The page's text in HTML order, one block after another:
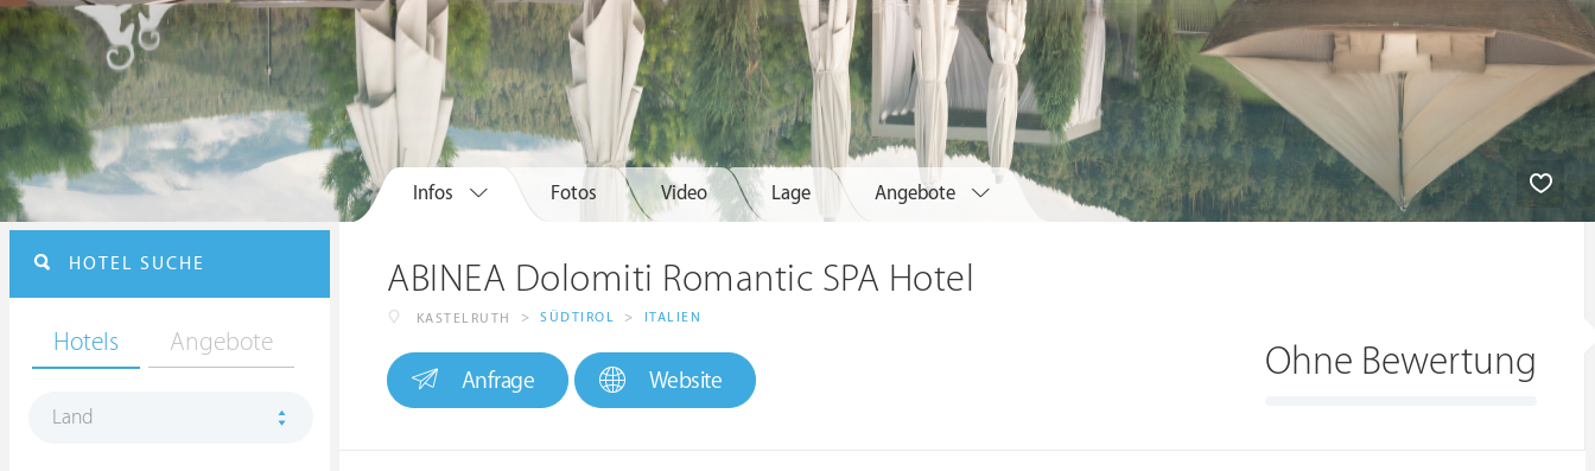
Infos Fotos Video Lage Angebote
ABINEA Dolomiti Romantic SPA Hotel
KASTELRUTH > SÜDTIROL > ITALIEN
Anfrage Website Ohne Bewertung
HOTEL SUCHE
Hotels Angebote
Land